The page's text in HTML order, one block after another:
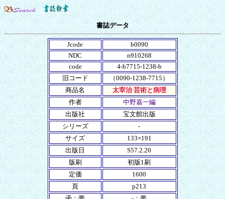
書誌データ
Jcode
b0090
NDC
n910268
code
4-b7715-1238-b
旧コード
（0090-1238-7715）
商品名
太宰治 芸術と病理
作者
中野嘉一編
出版社
宝文館出版
シリーズ
-
サイズ
133×191
出版日
S57.2.20
版刷
初版1刷
定価
1600
頁
p213